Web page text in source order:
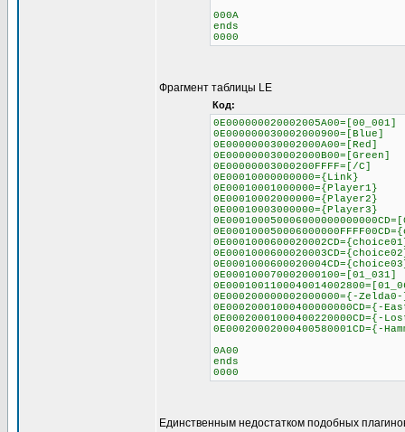
000A
ends
0000
Фрагмент таблицы LE
Код:
0E000000020002005A00=[00_001]
0E000000030002000900=[Blue]
0E000000030002000A00=[Red]
0E000000030002000B00=[Green]
0E00000003000200FFFF=[/C]
0E00010000000000={Link}
0E00010001000000={Player1}
0E00010002000000={Player2}
0E00010003000000={Player3}
0E000100070002000100=[01_031]
0E000200000002000000={-
0E00020001000400000000CD={-
0E00020001000400220000CD={-
0E00020002000400580001CD={-
0A00
ends
0000
Единственным недостатком подобных